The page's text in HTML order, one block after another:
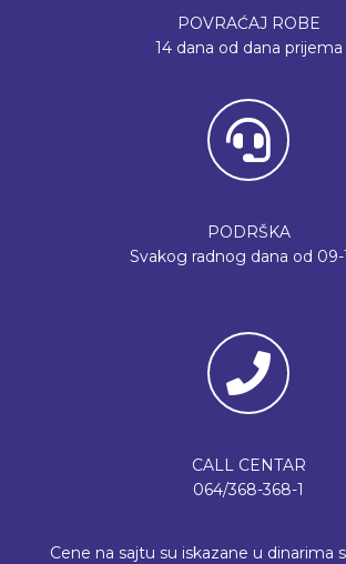
POVRAĆAJ ROBE
14 dana od dana prijema
PODRŠKA
Svakog radnog dana od 09-
CALL CENTAR
064/368-368-1
Cene na sajtu su iskazane u dinarima